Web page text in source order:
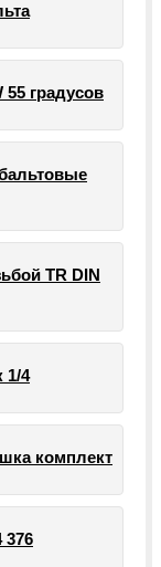
градусов
TR DIN
1/4
комплект
376